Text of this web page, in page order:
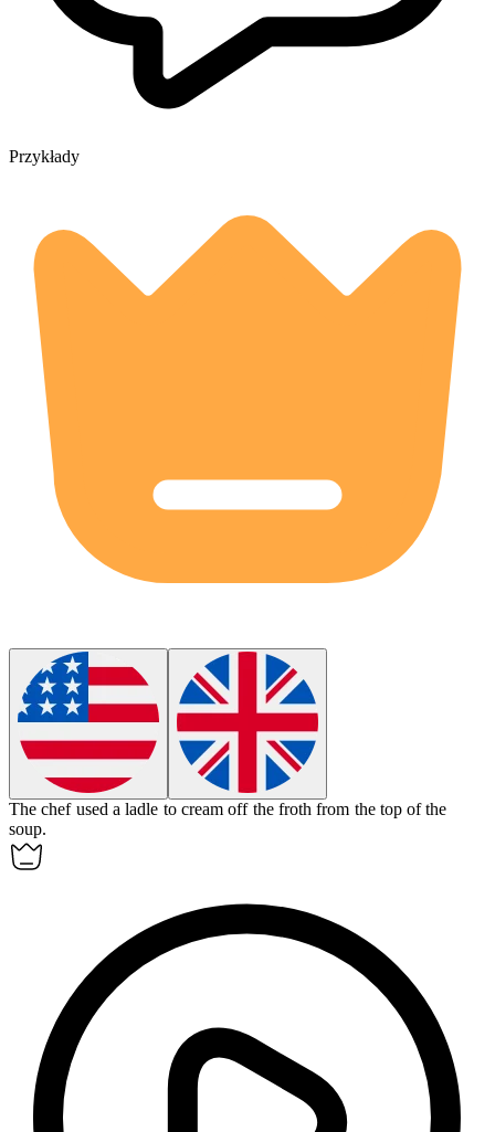
Przykłady
The chef used a ladle to cream off the froth from the top of the
soup.